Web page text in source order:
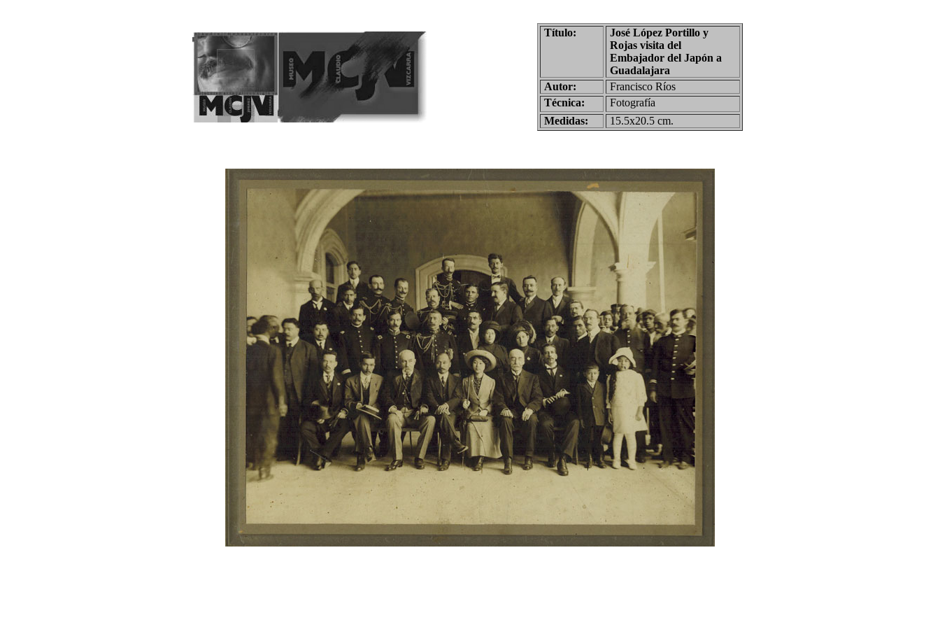
Título:
José López Portillo y
Rojas visita del
Embajador del Japón a
Guadalajara
Autor:
Francisco Ríos
Técnica:
Fotografía
Medidas:
15.5x20.5 cm.